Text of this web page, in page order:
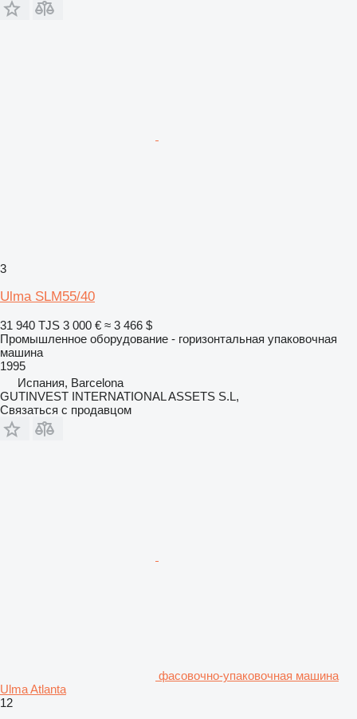
3
Ulma SLM55/40
31 940 TJS 3 000 € ≈ 3 466 $
Промышленное оборудование - горизонтальная упаковочная
машина
1995
Испания, Barcelona
GUTINVEST INTERNATIONAL ASSETS S.L,
Связаться с продавцом
фасовочно-упаковочная машина
Ulma Atlanta
12